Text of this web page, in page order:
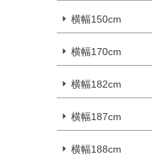
横幅150cm
横幅170cm
横幅182cm
横幅187cm
横幅188cm